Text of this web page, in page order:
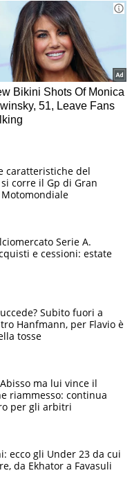
caratteristiche del
corre il Gp di Gran
Serie A.
e cessioni: estate
Subito fuori a
Hanfmann, per Flavio è
tosse
ma lui vince il
riammesso: continua
per gli arbitri
ecco gli Under 23 da cui
da Ekhator a Favasuli